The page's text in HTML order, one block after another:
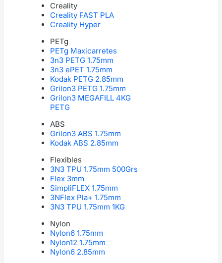
Creality
Creality FAST PLA
Creality Hyper
PETg
PETg Maxicarretes
3n3 PETG 1.75mm
3n3 ePET 1.75mm
Kodak PETG 2.85mm
Grilon3 PETG 1.75mm
Grilon3 MEGAFILL 4KG
PETG
ABS
Grilon3 ABS 1.75mm
Kodak ABS 2.85mm
Flexibles
3N3 TPU 1.75mm 500Grs
Flex 3mm
SimpliFLEX 1.75mm
3NFlex Pla+ 1.75mm
3N3 TPU 1.75mm 1KG
Nylon
Nylon6 1.75mm
Nylon12 1.75mm
Nylon6 2.85mm